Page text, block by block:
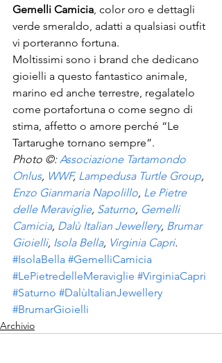
Gemelli Camicia, color oro e dettagli
verde smeraldo, adatti a qualsiasi outfit
vi porteranno fortuna.
Moltissimi sono i brand che dedicano
gioielli a questo fantastico animale,
marino ed anche terrestre, regalatelo
come portafortuna o come segno di
stima, affetto o amore perché “Le
Tartarughe tornano sempre”.
Photo ©: Associazione Tartamondo
Onlus, WWF, Lampedusa Turtle Group,
Enzo Gianmaria Napolillo, Le Pietre
delle Meraviglie, Saturno, Gemelli
Camicia, Dalù Italian Jewellery, Brumar
Gioielli, Isola Bella, Virginia Capri.
#IsolaBella #GemelliCamicia
#LePietredelleMeraviglie #VirginiaCapri
#Saturno #DalùItalianJewellery
#BrumarGioielli
Archivio